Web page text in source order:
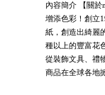
內容簡介 【關
增添色彩！創立
紙，創造出綺麗
種以上的豐富花
從裝飾文具、禮
商品在全球各地